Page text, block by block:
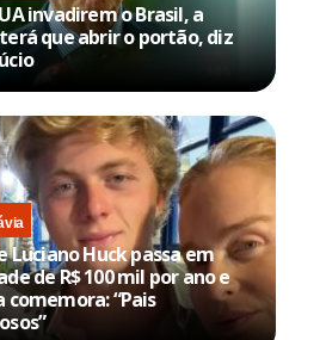
invadirem o Brasil, a
que abrir o portão, diz
Luciano Huck passa em
de R$ 100 mil por ano e
“Pais